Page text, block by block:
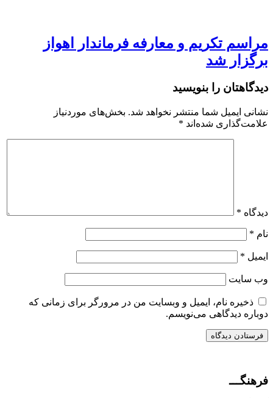
مراسم تکریم و معارفه فرماندار اهواز
برگزار شد
دیدگاهتان را بنویسید
نشانی ایمیل شما منتشر نخواهد شد. بخش‌های موردنیاز
علامت‌گذاری شده‌اند *
دیدگاه *
نام *
ایمیل *
وب‌ سایت
ذخیره نام، ایمیل و وبسایت من در مرورگر برای زمانی که
دوباره دیدگاهی می‌نویسم.
فرهنگـــ